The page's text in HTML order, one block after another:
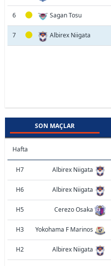
6 Sagan Tosu
7 Albirex Niigata
SON MAÇLAR
Hafta
H7 Albirex Niigata
H6 Albirex Niigata
H5 Cerezo Osaka
H3 Yokohama F Marinos
H2 Albirex Niigata